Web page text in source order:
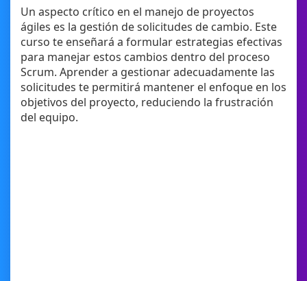
Un aspecto crítico en el manejo de proyectos
ágiles es la gestión de solicitudes de cambio. Este
curso te enseñará a formular estrategias efectivas
para manejar estos cambios dentro del proceso
Scrum. Aprender a gestionar adecuadamente las
solicitudes te permitirá mantener el enfoque en los
objetivos del proyecto, reduciendo la frustración
del equipo.